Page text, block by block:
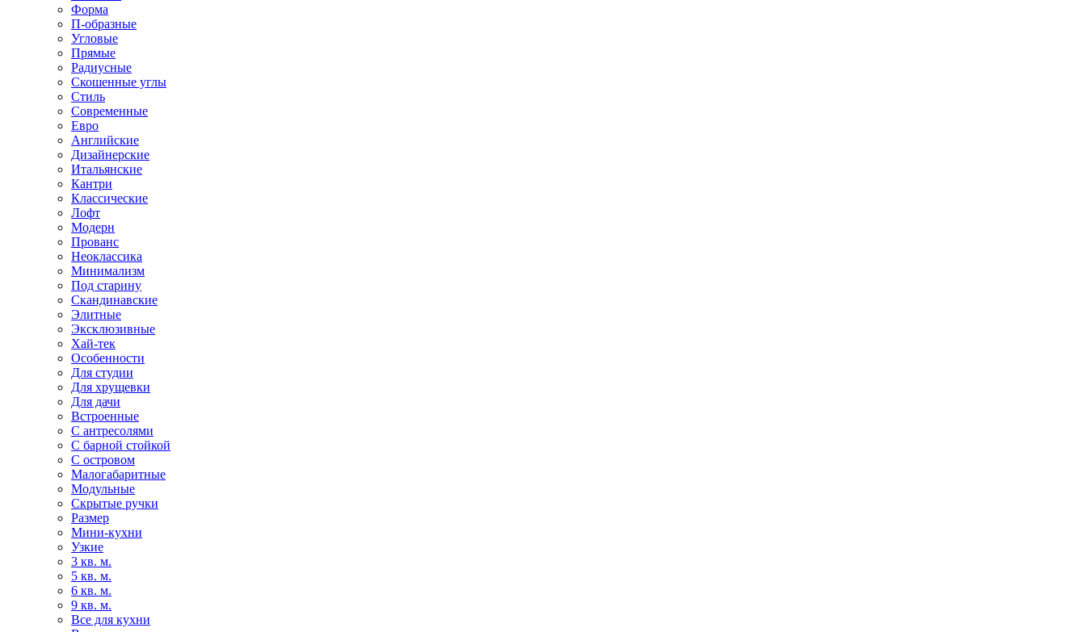
Форма
П-образные
Угловые
Прямые
Радиусные
Скошенные углы
Стиль
Современные
Евро
Английские
Дизайнерские
Итальянские
Кантри
Классические
Лофт
Модерн
Прованс
Неоклассика
Минимализм
Под старину
Скандинавские
Элитные
Эксклюзивные
Хай-тек
Особенности
Для студии
Для хрущевки
Для дачи
Встроенные
С антресолями
С барной стойкой
С островом
Малогабаритные
Модульные
Скрытые ручки
Размер
Мини-кухни
Узкие
3 кв. м.
5 кв. м.
6 кв. м.
9 кв. м.
Все для кухни